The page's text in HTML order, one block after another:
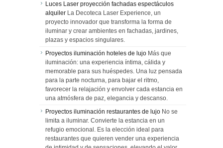
Luces Laser proyección fachadas espectáculos
alquiler La Decoteca Laser Experience, un
proyecto innovador que transforma la forma de
iluminar y crear ambientes en fachadas, jardines,
plazas y espacios singulares.
Proyectos iluminación hoteles de lujo Más que
iluminación: una experiencia íntima, cálida y
memorable para sus huéspedes. Una luz pensada
para la parte nocturna, para bajar el ritmo,
favorecer la relajación y envolver cada estancia en
una atmósfera de paz, elegancia y descanso.
Proyectos iluminación restaurantes de lujo No se
limita a iluminar. Convierte la estancia en un
refugio emocional. Es la elección ideal para
restaurantes que quieren vender una experiencia